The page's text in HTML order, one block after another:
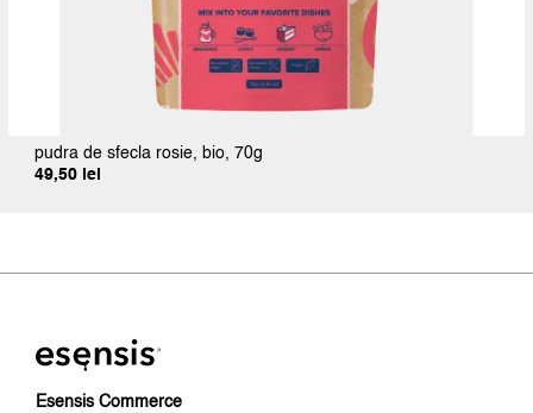
pudra de sfecla rosie, bio, 70g
49,50 lei
Esensis Commerce